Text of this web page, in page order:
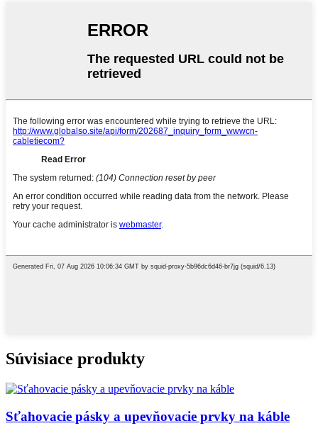
Súvisiace produkty
Sťahovacie pásky a upevňovacie prvky na káble